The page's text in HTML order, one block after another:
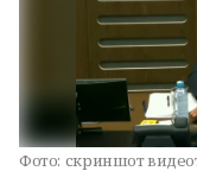
Фото: скриншот